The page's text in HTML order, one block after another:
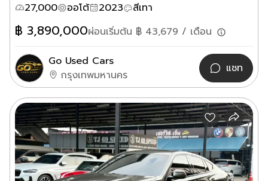
27,000 ออโต้ 2023 สีเทา
฿ 3,890,000ผ่อนเริ่มต้น ฿ 43,679 / เดือน
Go Used Cars
กรุงเทพมหานคร
แชท